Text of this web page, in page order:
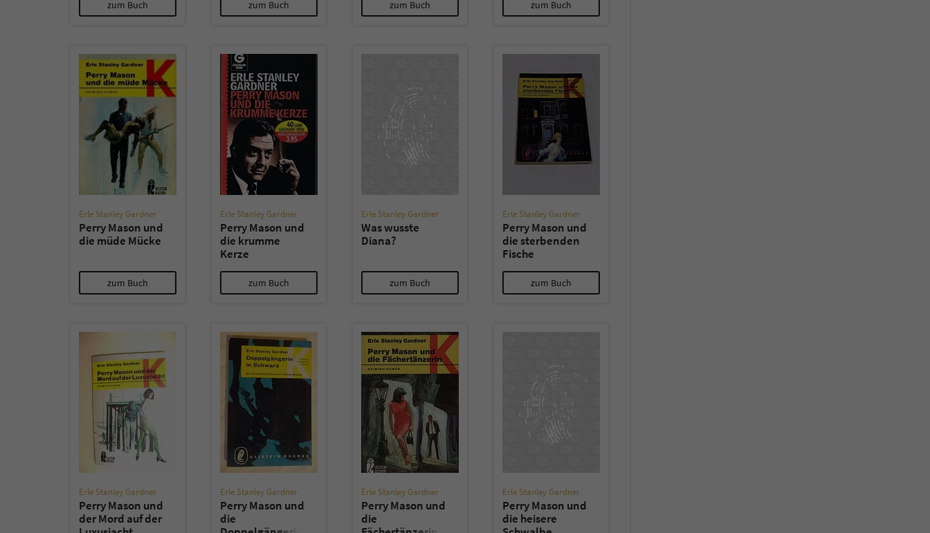
zum Buch zum Buch zum Buch zum Buch
Erle Stanley Gardner
Perry Mason und
die müde Mücke
zum Buch
Erle Stanley Gardner
Perry Mason und
die krumme
Kerze
zum Buch
Erle Stanley Gardner
Was wusste
Diana?
zum Buch
Erle Stanley Gardner
Perry Mason und
die sterbenden
Fische
zum Buch
Erle Stanley Gardner
Perry Mason und
der Mord auf der
Erle Stanley Gardner
Perry Mason und
die
Erle Stanley Gardner
Perry Mason und
die
Erle Stanley Gardner
Perry Mason und
die heisere